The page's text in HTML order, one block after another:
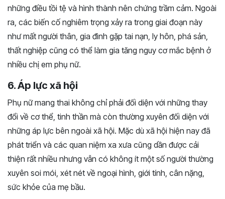
những điều tồi tệ và hình thành nên chứng trầm cảm. Ngoài
ra, các biến cố nghiêm trọng xảy ra trong giai đoạn này
như mất người thân, gia đình gặp tai nạn, ly hôn, phá sản,
thất nghiệp cũng có thể làm gia tăng nguy cơ mắc bệnh ở
nhiều chị em phụ nữ.
6. Áp lực xã hội
Phụ nữ mang thai không chỉ phải đối diện với những thay
đổi về cơ thể, tinh thần mà còn thường xuyên đối diện với
những áp lực bên ngoài xã hội. Mặc dù xã hội hiện nay đã
phát triển và các quan niệm xa xưa cũng dần được cải
thiện rất nhiều nhưng vẫn có không ít một số người thường
xuyên soi mói, xét nét về ngoại hình, giới tính, cân nặng,
sức khỏe của mẹ bầu.